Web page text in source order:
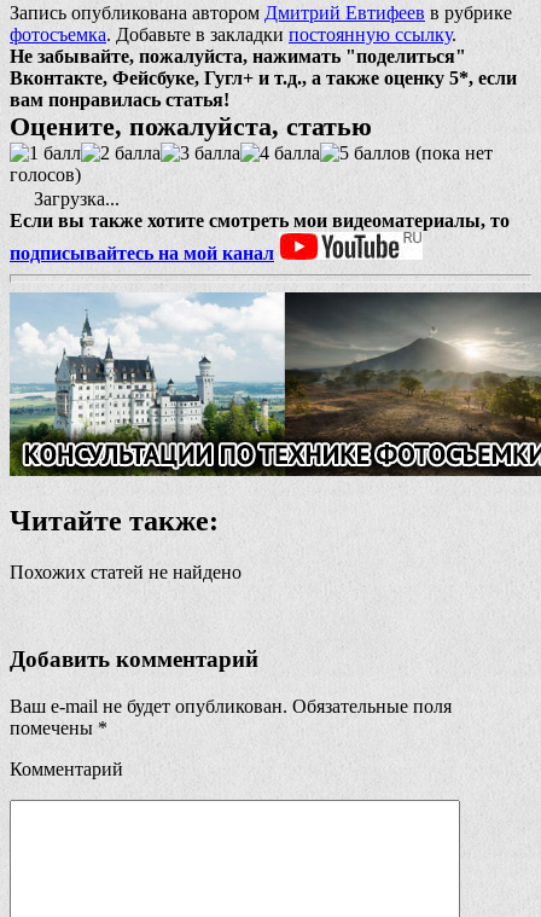
Запись опубликована автором Дмитрий Евтифеев в рубрике
фотосъемка. Добавьте в закладки постоянную ссылку.
Не забывайте, пожалуйста, нажимать "поделиться"
Вконтакте, Фейсбуке, Гугл+ и т.д., а также оценку 5*, если
вам понравилась статья!
Оцените, пожалуйста, статью
(пока нет
голосов)
Загрузка...
Если вы также хотите смотреть мои видеоматериалы, то
подписывайтесь на мой канал
Читайте также:
Похожих статей не найдено
Добавить комментарий
Ваш e-mail не будет опубликован. Обязательные поля
помечены *
Комментарий